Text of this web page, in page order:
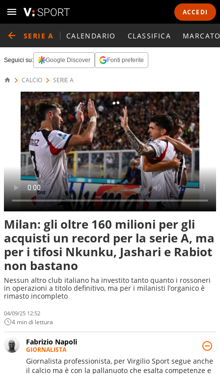
ACCEDI
SERIE A CALENDARIO CLASSIFICA
Seguici su: Google Discover Fonti preferite
CALCIO SERIE A
Milan: gli oltre 160 milioni per gli
acquisti un record per la serie A, ma
per i tifosi Nkunku, Jashari e Rabiot
non bastano
Nessun altro club italiano ha investito tanto quanto i rossoneri
in operazioni a titolo definitivo, ma per i milanisti l’organico è
rimasto incompleto
04/09/25 12:52
4 min di lettura
Fabrizio Napoli
GIORNALISTA
Giornalista professionista, per Virgilio Sport segue anche
il calcio ma è con la pallanuoto che esalta competenze e